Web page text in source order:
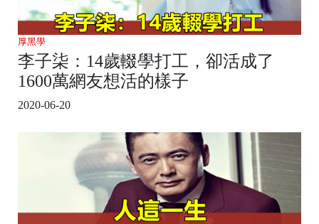
厚黑學
李子柒：14歲輟學打工，卻活成了
1600萬網友想活的樣子
2020-06-20